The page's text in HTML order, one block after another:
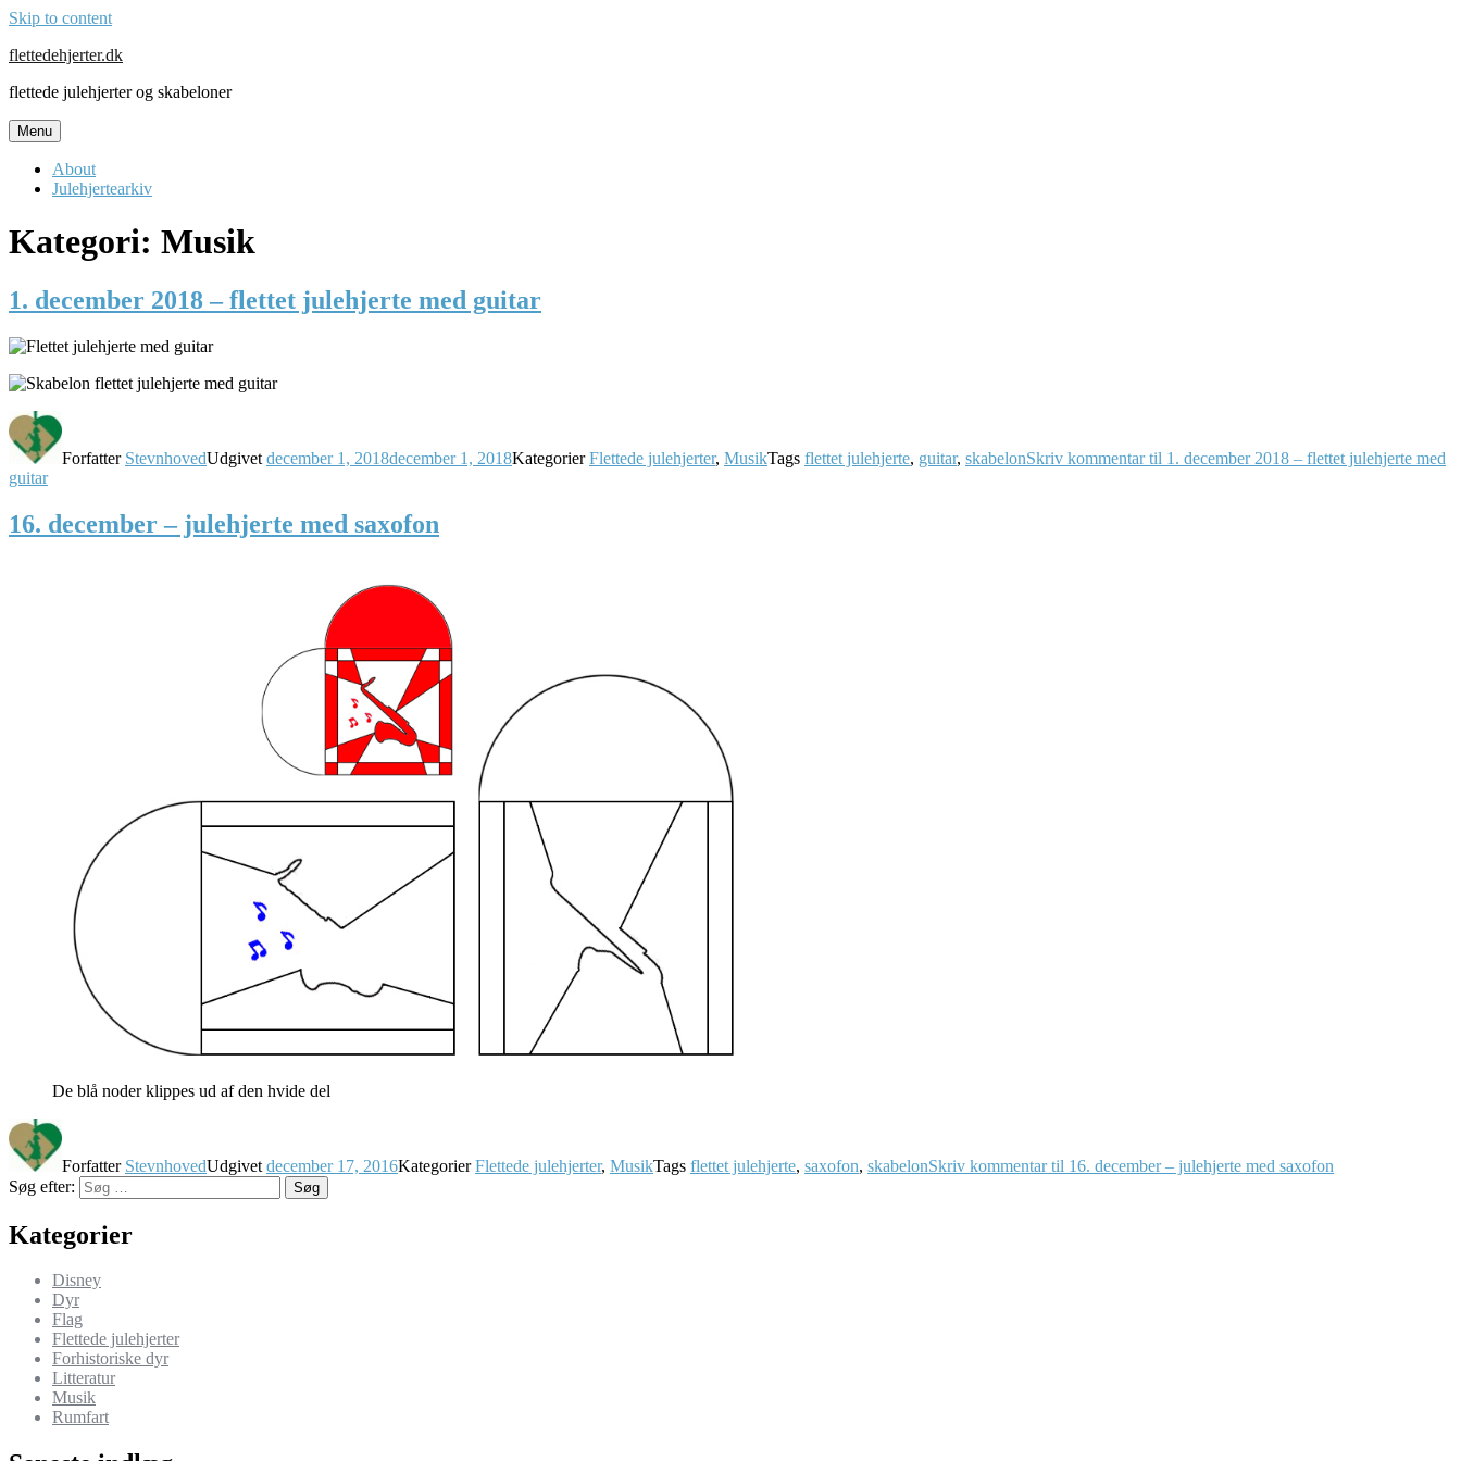
Skip to content
flettedehjerter.dk
flettede julehjerter og skabeloner
Menu
About
Julehjertearkiv
Kategori: Musik
1. december 2018 – flettet julehjerte med guitar
Forfatter StevnhovedUdgivet december 1, 2018december 1, 2018KategorierFlettede julehjerter, MusikTags flettet julehjerte, guitar, skabelonSkriv kommentartil 1. december 2018 – flettet julehjerte med
guitar
16. december – julehjerte med saxofon
De blå noder klippes ud af den hvide del
Forfatter StevnhovedUdgivet december 17, 2016KategorierFlettede julehjerter, MusikTags flettet julehjerte, saxofon, skabelonSkriv kommentartil 16. december – julehjerte med saxofon
Søg efter:
Søg
Kategorier
Disney
Dyr
Flag
Flettede julehjerter
Forhistoriske dyr
Litteratur
Musik
Rumfart